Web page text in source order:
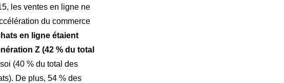
les ventes en ligne ne
du commerce
en ligne étaient
Z (42 % du total
(40 % du total des
De plus, 54 % des